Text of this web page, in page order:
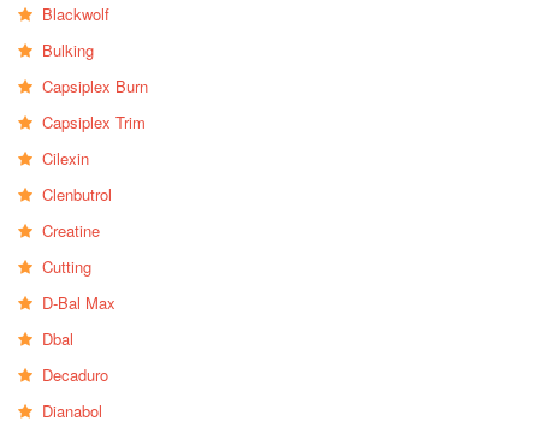
Blackwolf
Bulking
Capsiplex Burn
Capsiplex Trim
Cilexin
Clenbutrol
Creatine
Cutting
D-Bal Max
Dbal
Decaduro
Dianabol